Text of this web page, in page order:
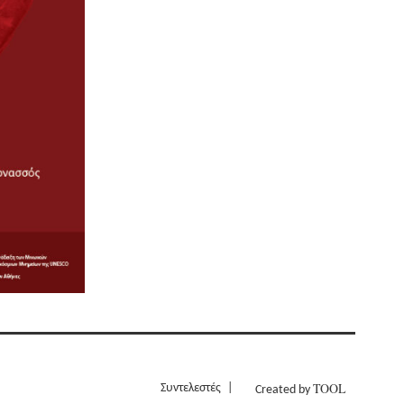
Συντελεστές Created byTOOL